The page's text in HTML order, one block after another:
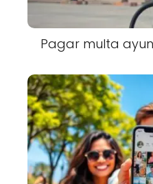
Pagar multa